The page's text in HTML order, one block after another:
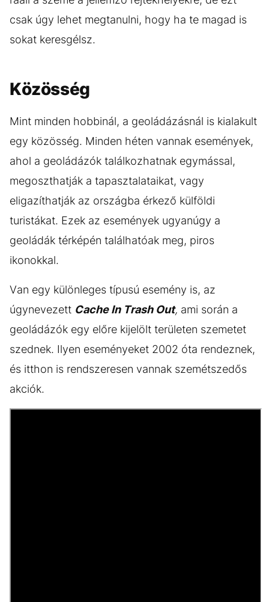
csak úgy lehet megtanulni, hogy ha te magad is
sokat keresgélsz.
Közösség
Mint minden hobbinál, a geoládázásnál is kialakult
egy közösség. Minden héten vannak események,
ahol a geoládázók találkozhatnak egymással,
megoszthatják a tapasztalataikat, vagy
eligazíthatják az országba érkező külföldi
turistákat. Ezek az események ugyanúgy a
geoládák térképén találhatóak meg, piros
ikonokkal.
Van egy különleges típusú esemény is, az
úgynevezett Cache In Trash Out, ami során a
geoládázók egy előre kijelölt területen szemetet
szednek. Ilyen eseményeket 2002 óta rendeznek,
és itthon is rendszeresen vannak szemétszedős
akciók.